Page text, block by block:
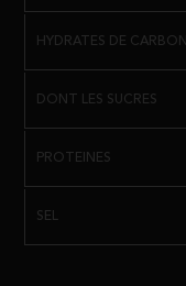
SACHETS INDIVIDUELS
CLIENT ET AU
BIEN FAIT ET LA
HYDRATES DE
DONT LES SUCRES
PROTEINES
SEL